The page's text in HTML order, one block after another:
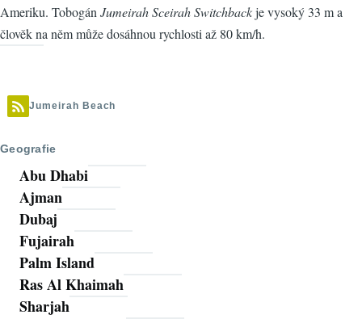
Ameriku. TobogánJumeirah Sceirah Switchbackje vysoký 33 m a
člověk na něm může dosáhnou rychlosti až 80 km/h.
Jumeirah Beach
Geografie
Abu Dhabi
Ajman
Dubaj
Fujairah
Palm Island
Ras Al Khaimah
Sharjah